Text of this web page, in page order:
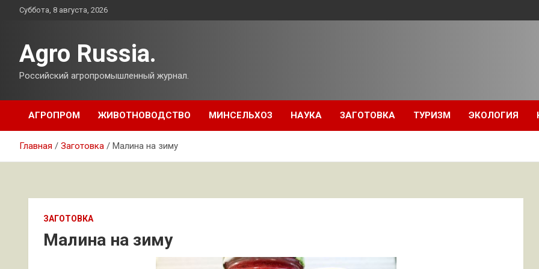
ПерейтиСуббота, 8 августа, 2026
Agro Russia.
Российский агропромышленный журнал.
АГРОПРОМ ЖИВОТНОВОДСТВО МИНСЕЛЬХОЗ НАУКА ЗАГОТОВКА ТУРИЗМ ЭКОЛОГИЯ
Главная Заготовка Малина на зиму
ЗАГОТОВКА
Малина на зиму